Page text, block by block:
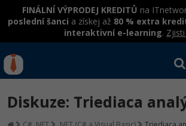
FINÁLNÍ VÝPRODEJ KREDITŮ na
poslední šanci a získej až 80 % extra
interaktivní e-learning.
Přihlásit se|Registrovat
Diskuze: Triediaca